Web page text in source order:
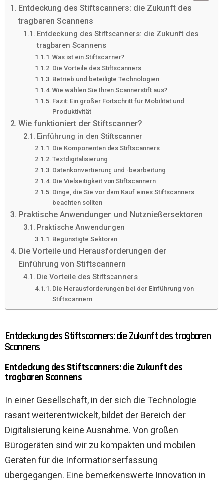
Entdeckung des Stiftscanners: die Zukunft des
tragbaren Scannens
Entdeckung des Stiftscanners: die Zukunft des
tragbaren Scannens
Was ist ein Stiftscanner?
Die Vorteile des Stiftscanners
Betrieb und beteiligte Technologien
Wie wählen Sie Ihren Scannerstift aus?
Fazit: Ein großer Fortschritt für Mobilität und
Produktivität
Wie funktioniert der Stiftscanner?
Einführung in den Stiftscanner
Die Komponenten des Stiftscanners
Textdigitalisierung
Datenkonvertierung und -bearbeitung
Die Vielseitigkeit von Stiftscannern
Dinge, die Sie vor dem Kauf eines Stiftscanners
beachten sollten
Praktische Anwendungen und Nutznießersektoren
Praktische Anwendungen
Begünstigte Sektoren
Die Vorteile und Herausforderungen der
Einführung von Stiftscannern
Die Vorteile des Stiftscanners
Die Herausforderungen bei der Einführung von
Stiftscannern
Entdeckung des Stiftscanners: die Zukunft des tragbaren
Scannens
Entdeckung des Stiftscanners: die Zukunft des
tragbaren Scannens
In einer Gesellschaft, in der sich die Technologie
rasant weiterentwickelt, bildet der Bereich der
Digitalisierung keine Ausnahme. Von großen
Bürogeräten sind wir zu kompakten und mobilen
Geräten für die Informationserfassung
übergegangen. Eine bemerkenswerte Innovation in